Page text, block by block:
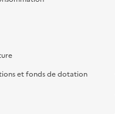
et fonds de dotation